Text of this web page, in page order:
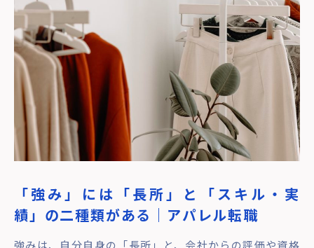
「強み」には「長所」と「スキル・実
績」の二種類がある｜アパレル転職
強みは、自分自身の「長所」と、会社からの評価や資格